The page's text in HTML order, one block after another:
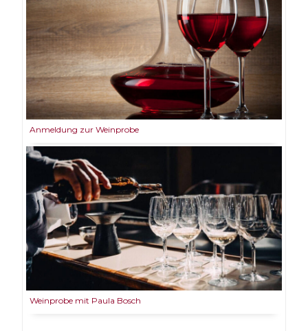
Anmeldung zur Weinprobe
Weinprobe mit Paula Bosch